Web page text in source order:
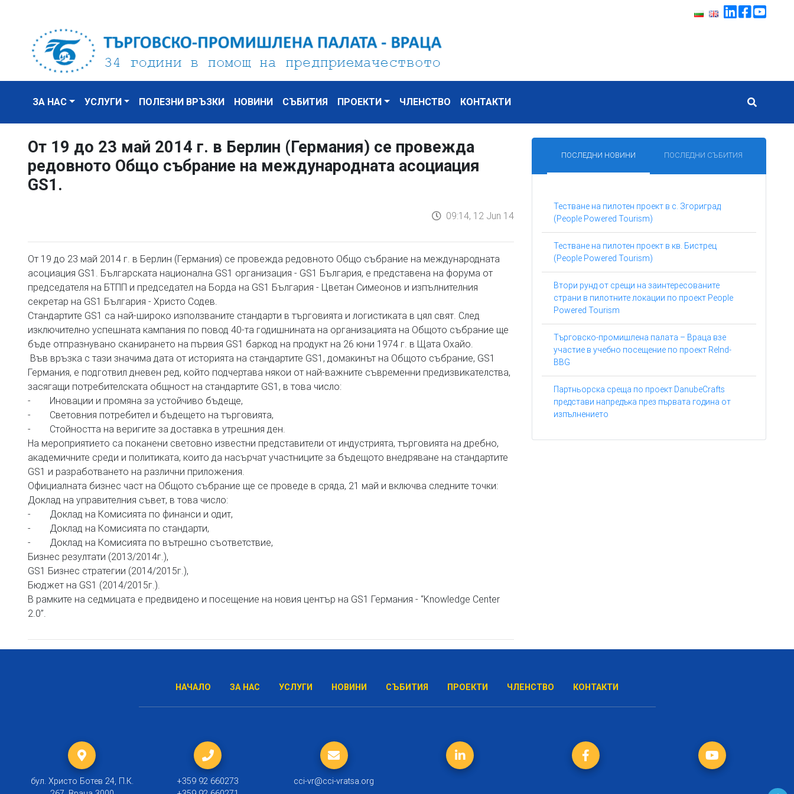
ЗА НАС УСЛУГИ ПОЛЕЗНИ ВРЪЗКИ НОВИНИ СЪБИТИЯ ПРОЕКТИ ЧЛЕНСТВО КОНТАКТИ
От 19 до 23 май 2014 г. в Берлин (Германия) се провежда
редовното Общо събрание на международната асоциация
GS1.
09:14, 12 Jun 14
От 19 до 23 май 2014 г. в Берлин (Германия) се провежда редовното Общо събрание на международната
асоциация GS1. Българската национална GS1 организация - GS1 България, е представена на форума от
председателя на БТПП и председател на Борда на GS1 България - Цветан Симеонов и изпълнителния
секретар на GS1 България - Христо Содев.
Стандартите GS1 са най-широко използваните стандарти в търговията и логистиката в цял свят. След
изключително успешната кампания по повод 40-та годишнината на организацията на Общото събрание ще
бъде отпразнувано сканирането на първия GS1 баркод на продукт на 26 юни 1974 г. в Щата Охайо.
Във връзка с тази значима дата от историята на стандартите GS1, домакинът на Общото събрание, GS1
Германия, е подготвил дневен ред, който подчертава някои от най-важните съвременни предизвикателства,
засягащи потребителската общност на стандартите GS1, в това число:
- Иновации и промяна за устойчиво бъдеще,
- Световния потребител и бъдещето на търговията,
- Стойността на веригите за доставка в утрешния ден.
На мероприятието са поканени световно известни представители от индустрията, търговията на дребно,
академичните среди и политиката, които да насърчат участниците за бъдещото внедряване на стандартите
GS1 и разработването на различни приложения.
Официалната бизнес част на Общото събрание ще се проведе в сряда, 21 май и включва следните точки:
Доклад на управителния съвет, в това число:
- Доклад на Комисията по финанси и одит,
- Доклад на Комисията по стандарти,
- Доклад на Комисията по вътрешно съответствие,
Бизнес резултати (2013/2014г.),
GS1 Бизнес стратегии (2014/2015г.),
Бюджет на GS1 (2014/2015г.).
В рамките на седмицата е предвидено и посещение на новия център на GS1 Германия - “Knowledge Center
2.0”.
ПОСЛЕДНИ НОВИНИ ПОСЛЕДНИ СЪБИТИЯ
Тестване на пилотен проект в с. Згориград
(People Powered Tourism)
Тестване на пилотен проект в кв. Бистрец
(People Powered Tourism)
Втори рунд от срещи на заинтересованите
страни в пилотните локации по проект People
Powered Tourism
Търговско-промишлена палата – Враца взе
участие в учебно посещение по проект ReInd-
BBG
Партньорска среща по проект DanubeCrafts
представи напредъка през първата година от
изпълнението
НАЧАЛО ЗА НАС УСЛУГИ НОВИНИ СЪБИТИЯ ПРОЕКТИ ЧЛЕНСТВО КОНТАКТИ
бул. Христо Ботев 24, П.К.
+359 92 660273
cci-vr@cci-vratsa.org